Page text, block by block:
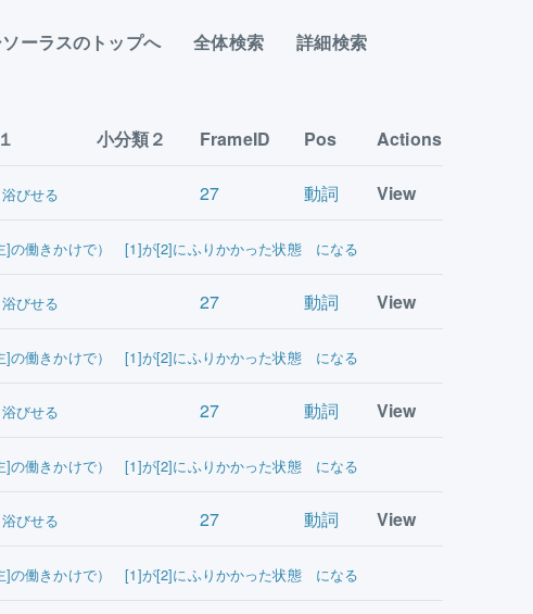
ソーラスのトップへ 全体検索 詳細検索
小分類２ FrameID Pos Actions
びせる 27 動詞 View
]の働きかけで） [1]が[2]にふりかかった状態 になる
びせる 27 動詞 View
]の働きかけで） [1]が[2]にふりかかった状態 になる
びせる 27 動詞 View
]の働きかけで） [1]が[2]にふりかかった状態 になる
びせる 27 動詞 View
]の働きかけで） [1]が[2]にふりかかった状態 になる